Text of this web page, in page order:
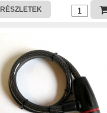
RÉSZLETEK